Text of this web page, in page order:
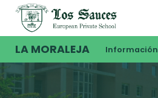
LA MORALEJA Información